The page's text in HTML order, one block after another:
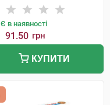
Є в наявності
91.50 грн
КУПИТИ